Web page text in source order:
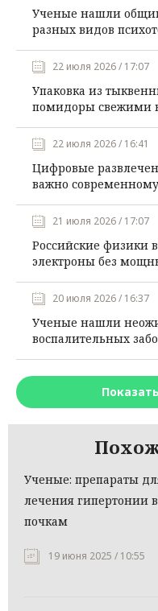
Ученые нашли
разных видов
22 июля 2026 / 17:07
Упаковка из
помидоры свежими
22 июля 2026 / 16:41
Цифровые
важно
21 июля 2026 / 17:07
Российские физики
электроны без
20 июля 2026 / 16:37
Ученые нашли
воспалительных
Ученые: препараты
лечения гипертонии
почкам
19 июня 2025 / 10:55